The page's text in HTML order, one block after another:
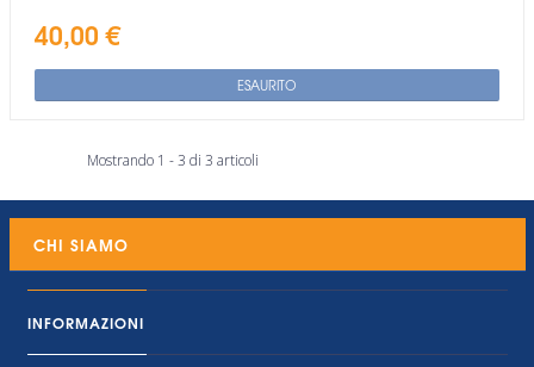
40,00 €
ESAURITO
Mostrando 1 - 3 di 3 articoli
CHI SIAMO
INFORMAZIONI